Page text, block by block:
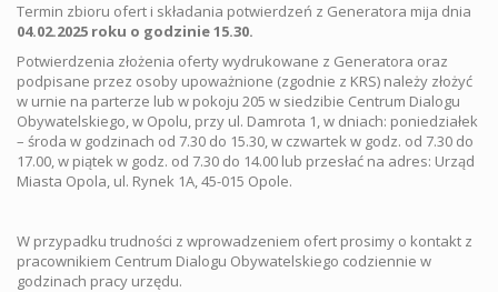
Termin zbioru ofert i składania potwierdzeń z Generatora mija dnia
04.02.2025 roku o godzinie 15.30.
Potwierdzenia złożenia oferty wydrukowane z Generatora oraz
podpisane przez osoby upoważnione (zgodnie z KRS) należy złożyć
w urnie na parterze lub w pokoju 205 w siedzibie Centrum Dialogu
Obywatelskiego, w Opolu, przy ul. Damrota 1, w dniach: poniedziałek
– środa w godzinach od 7.30 do 15.30, w czwartek w godz. od 7.30 do
17.00, w piątek w godz. od 7.30 do 14.00 lub przesłać na adres: Urząd
Miasta Opola, ul. Rynek 1A, 45-015 Opole.
W przypadku trudności z wprowadzeniem ofert prosimy o kontakt z
pracownikiem Centrum Dialogu Obywatelskiego codziennie w
godzinach pracy urzędu.